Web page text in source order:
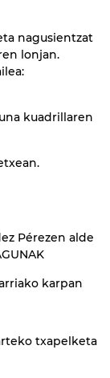
nagusientzat
lonjan.
kuadrillaren
Pérezen alde
karpan
txapelketa